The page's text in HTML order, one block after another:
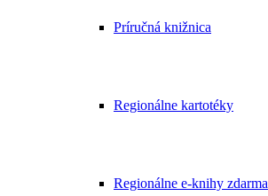
Príručná knižnica
Regionálne kartotéky
Regionálne e-knihy zdarma